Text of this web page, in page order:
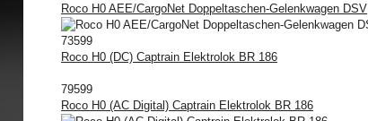
Roco H0 AEE/CargoNet Doppeltaschen-Gelenkwagen DSV
73599
Roco H0 (DC) Captrain Elektrolok BR 186
79599
Roco H0 (AC Digital) Captrain Elektrolok BR 186